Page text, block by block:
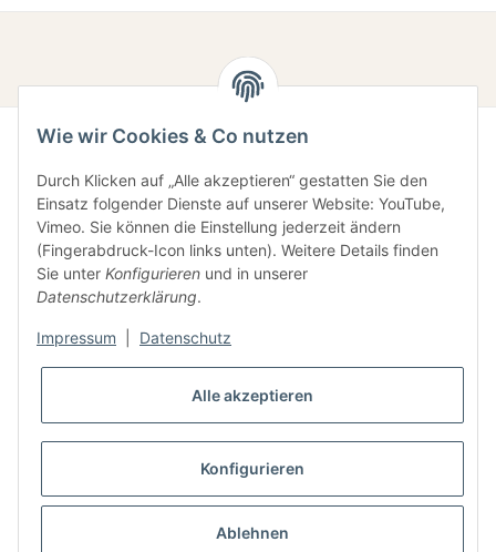
Gesetzliche Informationen
Informationen
* Alle Preise inkl. gesetzlicher USt., zzgl.
Wie wir Cookies & Co nutzen
Durch Klicken auf „Alle akzeptieren“ gestatten Sie den
Einsatz folgender Dienste auf unserer Website: YouTube,
Vimeo. Sie können die Einstellung jederzeit ändern
(Fingerabdruck-Icon links unten). Weitere Details finden
Sie unter Konfigurieren und in unserer
Datenschutzerklärung.
Impressum Datenschutz
Alle akzeptieren
Konfigurieren
Ablehnen